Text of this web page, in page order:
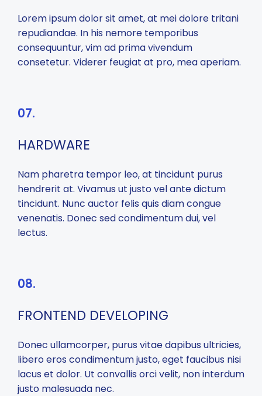
Lorem ipsum dolor sit amet, at mei dolore tritani
repudiandae. In his nemore temporibus
consequuntur, vim ad prima vivendum
consetetur. Viderer feugiat at pro, mea aperiam.
07.
HARDWARE
Nam pharetra tempor leo, at tincidunt purus
hendrerit at. Vivamus ut justo vel ante dictum
tincidunt. Nunc auctor felis quis diam congue
venenatis. Donec sed condimentum dui, vel
lectus.
08.
FRONTEND DEVELOPING
Donec ullamcorper, purus vitae dapibus ultricies,
libero eros condimentum justo, eget faucibus nisi
lacus et dolor. Ut convallis orci velit, non interdum
justo malesuada nec.